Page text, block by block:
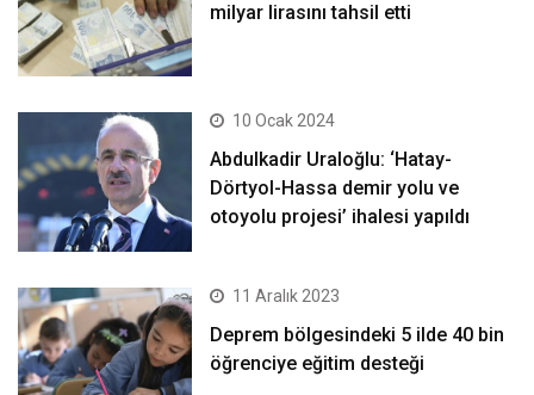
milyar lirasını tahsil etti
10 Ocak 2024
Abdulkadir Uraloğlu: ‘Hatay-
Dörtyol-Hassa demir yolu ve
otoyolu projesi’ ihalesi yapıldı
11 Aralık 2023
Deprem bölgesindeki 5 ilde 40 bin
öğrenciye eğitim desteği